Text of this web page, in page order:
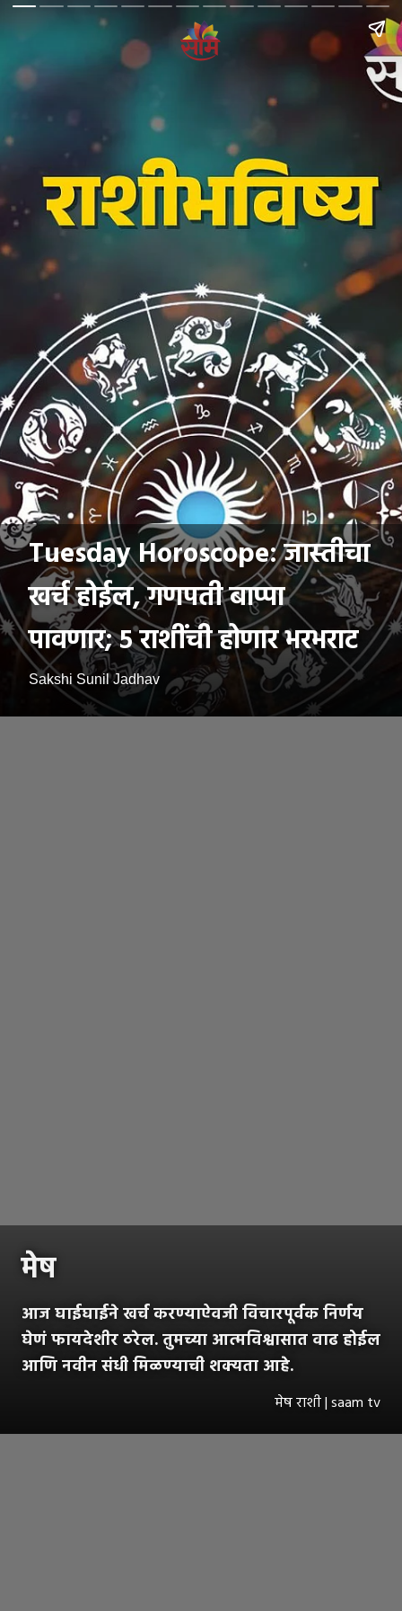
Tuesday Horoscope: जास्तीचा
खर्च होईल, गणपती बाप्पा
पावणार; ५ राशींची होणार भरभराट
Sakshi Sunil Jadhav
मेष
आज घाईघाईने खर्च करण्याऐवजी विचारपूर्वक निर्णय
घेणं फायदेशीर ठरेल. तुमच्या आत्मविश्वासात वाढ होईल
आणि नवीन संधी मिळण्याची शक्यता आहे.
मेष राशी | saam tv